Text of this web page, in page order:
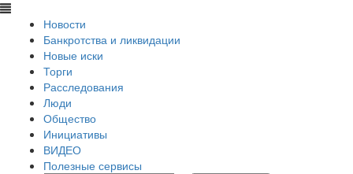
Новости
Банкротства и ликвидации
Новые иски
Торги
Расследования
Люди
Общество
Инициативы
ВИДЕО
Полезные сервисы